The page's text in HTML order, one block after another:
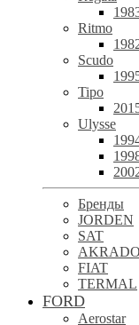
Ritmo
Scudo
Tipo
Ulysse
Бренды
JORDEN
SAT
AKRADO
FIAT
TERMAL
FORD
Aerostar